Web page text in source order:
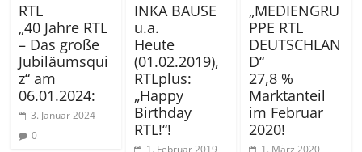
RTL
„40 Jahre RTL
– Das große
Jubiläumsqui
z“ am
06.01.2024:
3. Januar 2024
0
INKA BAUSE
u.a.
Heute
(01.02.2019),
RTLplus:
„Happy
Birthday
RTL!“!
„MEDIENGRU
PPE RTL
DEUTSCHLAN
D“
27,8 %
Marktanteil
im Februar
2020!